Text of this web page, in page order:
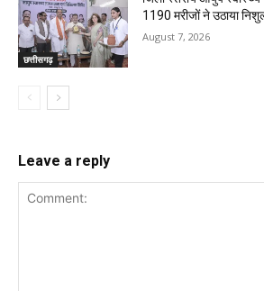
छत्तीसगढ़
1190 मरीजों ने उठाया
August 7, 2026
Leave a reply